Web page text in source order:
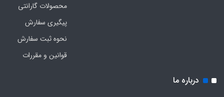
محصولات گارانتی
پیگیری سفارش
نحوه ثبت سفارش
قوانین و مقررات
درباره ما